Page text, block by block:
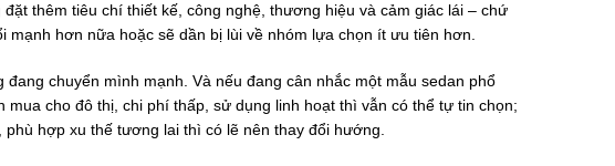
thêm tiêu chí thiết kế, công nghệ, thương hiệu và cảm giác lái – chứ
hơn nữa hoặc sẽ dần bị lùi về nhóm lựa chọn ít ưu tiên hơn.
chuyển mình mạnh. Và nếu đang cân nhắc một mẫu sedan phổ
cho đô thị, chi phí thấp, sử dụng linh hoạt thì vẫn có thể tự tin chọn;
hợp xu thế tương lai thì có lẽ nên thay đổi hướng.